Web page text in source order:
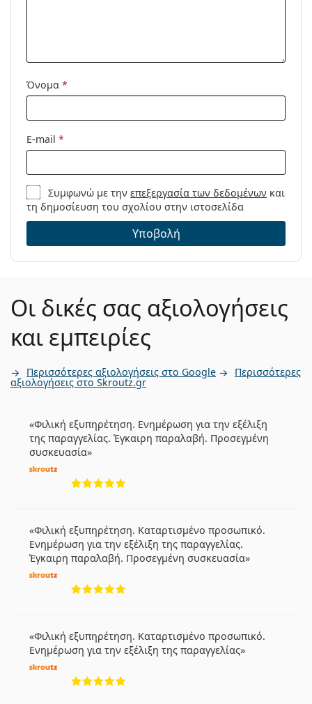
Όνομα *
E-mail *
Συμφωνώ με τηνεπεξεργασία των δεδομένων και
τη δημοσίευση του σχολίου στην ιστοσελίδα
Υποβολή
Οι δικές σας αξιολογήσεις
και εμπειρίες
Περισσότερες αξιολογήσεις στο Google Περισσότερες
αξιολογήσεις στο Skroutz.gr
Φιλική εξυπηρέτηση. Ενημέρωση για την εξέλιξη
της παραγγελίας. Έγκαιρη παραλαβή. Προσεγμένη
συσκευασία
Φιλική εξυπηρέτηση. Καταρτισμένο προσωπικό.
Ενημέρωση για την εξέλιξη της παραγγελίας.
Έγκαιρη παραλαβή. Προσεγμένη συσκευασία
Φιλική εξυπηρέτηση. Καταρτισμένο προσωπικό.
Ενημέρωση για την εξέλιξη της παραγγελίας